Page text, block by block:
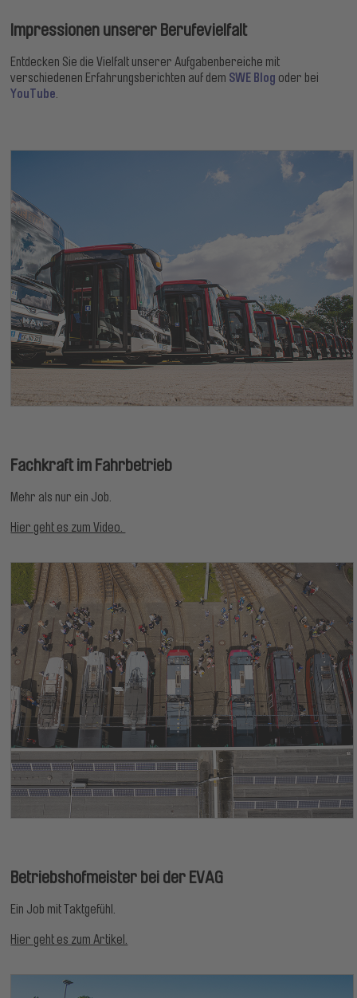
Impressionen unserer Berufevielfalt
Entdecken Sie die Vielfalt unserer Aufgabenbereiche mit
verschiedenen Erfahrungsberichten auf dem SWE Blog oder bei
YouTube.
Fachkraft im Fahrbetrieb
Mehr als nur ein Job.
Hier geht es zum Video.
Betriebshofmeister bei der EVAG
Ein Job mit Taktgefühl.
Hier geht es zum Artikel.